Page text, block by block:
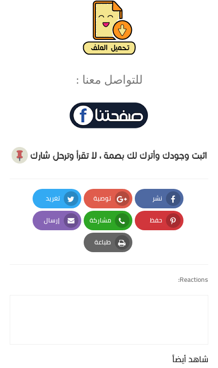
للتواصل معنا :
نشر
Facebook
توصية
Google Plus
تغريد
Twitter
حفظ
Pinterest
مشاركة
Whatsapp
إرسال
Email
طباعة
Print
Reactions:
شاهد أيضاً